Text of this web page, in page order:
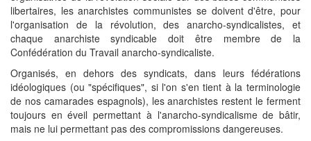
libertaires, les anarchistes communistes se doivent d'être, pour
l'organisation de la révolution, des anarcho-syndicalistes, et
chaque anarchiste syndicable doit être membre de la
Confédération du Travail anarcho-syndicaliste.
Organisés, en dehors des syndicats, dans leurs fédérations
idéologiques (ou "spécifiques", si l'on s'en tient à la terminologie
de nos camarades espagnols), les anarchistes restent le ferment
toujours en éveil permettant à l'anarcho-syndicalisme de bâtir,
mais ne lui permettant pas des compromissions dangereuses.